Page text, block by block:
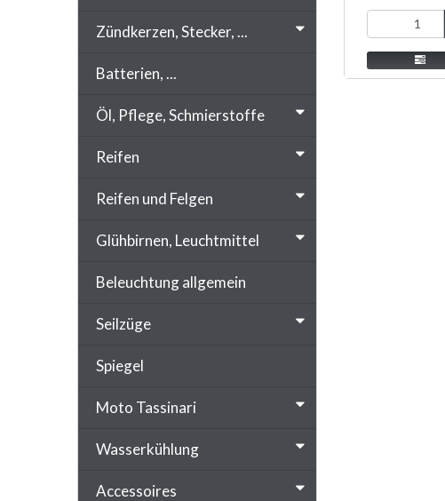
Zündkerzen, Stecker, ...
Batterien, ...
Öl, Pflege, Schmierstoffe
Reifen
Reifen und Felgen
Glühbirnen, Leuchtmittel
Beleuchtung allgemein
Seilzüge
Spiegel
Moto Tassinari
Wasserkühlung
Accessoires